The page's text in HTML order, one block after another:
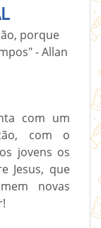
porque
- Allan
com um
com o
jovens os
Jesus, que
novas